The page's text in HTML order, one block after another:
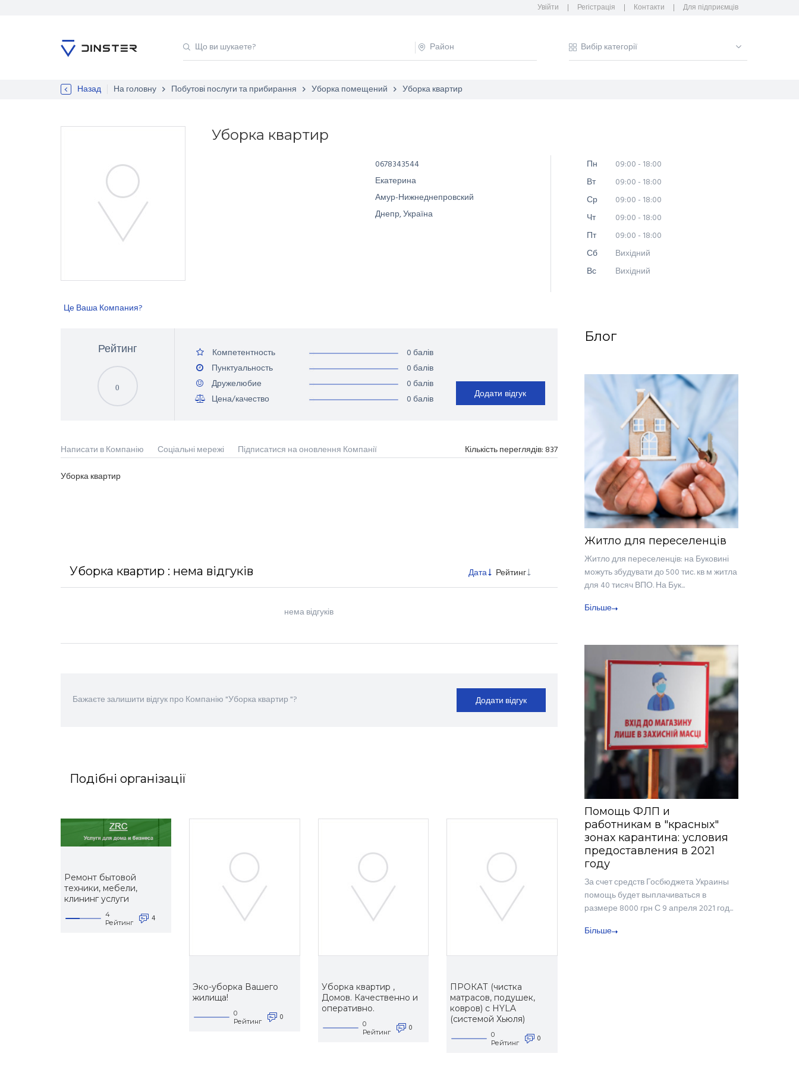
Увійти Регістрація Контакти Для підприємців
Назад На головну Побутові послуги та прибирання Уборка помещений Уборка квартир
Це Ваша Компания?
Уборка квартир
0678343544
Екатерина
Амур-Нижнеднепровский
Днепр, Україна
Пн
09:00 - 18:00
Вт
09:00 - 18:00
Ср
09:00 - 18:00
Чт
09:00 - 18:00
Пт
09:00 - 18:00
Сб
Вихідний
Вс
Вихідний
Рейтинг
0
Компетентность
0 балів
Пунктуальность
0 балів
Дружелюбие
0 балів
Цена/качество
0 балів Додати відгук
Написати в Компанію Соціальні мережі Підписатися на оновлення Компанії Кількість переглядів: 837
Уборка квартир
Уборка квартир : нема відгуків Дата Рейтинг
нема відгуків
Бажаєте залишити відгук про Компанію "Уборка квартир "? Додати відгук
Подібні організації
Ремонт бытовой
техники, мебели,
клининг услуги
4
Рейтинг
4
Эко-уборка Вашего
жилища!
0
Рейтинг
0
Уборка квартир ,
Домов. Качественно и
оперативно.
0
Рейтинг
0
ПРОКАТ (чистка
матрасов, подушек,
ковров) с HYLA
(системой Хьюля)
0
Рейтинг
0
Блог
Житло для переселенців
Житло для переселенців: на Буковині
можуть збудувати до 500 тис. кв м житла
для 40 тисяч ВПО. На Бук...
Більше
Помощь ФЛП и
работникам в "красных"
зонах карантина: условия
предоставления в 2021
году
За счет средств Госбюджета Украины
помощь будет выплачиваться в
размере 8000 грн С 9 апреля 2021 год...
Більше